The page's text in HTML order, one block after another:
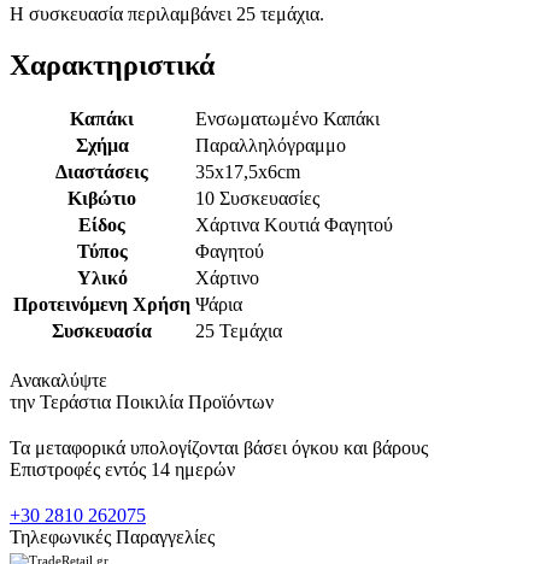
Η συσκευασία περιλαμβάνει 25 τεμάχια.
Χαρακτηριστικά
Καπάκι
Ενσωματωμένο Καπάκι
Σχήμα
Παραλληλόγραμμο
Διαστάσεις
35x17,5x6cm
Κιβώτιο
10 Συσκευασίες
Είδος
Χάρτινα Κουτιά Φαγητού
Τύπος
Φαγητού
Υλικό
Χάρτινο
Προτεινόμενη Χρήση Ψάρια
Συσκευασία
25 Τεμάχια
Ανακαλύψτε
την Τεράστια Ποικιλία Προϊόντων
Τα μεταφορικά υπολογίζονται βάσει όγκου και βάρους
Επιστροφές εντός 14 ημερών
+30 2810 262075
Τηλεφωνικές Παραγγελίες